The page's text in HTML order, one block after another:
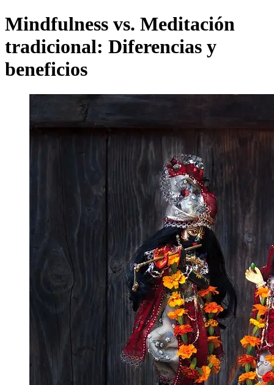
Mindfulness vs. Meditación
tradicional: Diferencias y
beneficios